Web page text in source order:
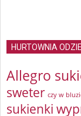
HURTOWNIA
Allegro
sweter czy w
sukienki